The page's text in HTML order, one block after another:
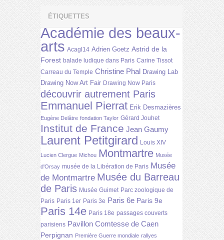
ÉTIQUETTES
Académie des beaux-
arts Acagl14 Adrien Goetz Astrid de la
Forest balade ludique dans Paris Carine Tissot
Carreau du Temple Christine Phal Drawing Lab
Drawing Now Art Fair Drawing Now Paris
découvrir autrement Paris
Emmanuel Pierrat Erik Desmazières
Eugène Delâtre fondation Taylor Gérard Jouhet
Institut de France Jean Gaumy
Laurent Petitgirard Louis XIV
Lucien Clergue Michou Montmartre Musée
d'Orsay musée de la Libération de Paris Musée
de Montmartre Musée du Barreau
de Paris Musée Guimet Parc zoologique de
Paris Paris 1er Paris 3e Paris 6e Paris 9e
Paris 14e Paris 18e passages couverts
parisiens Pavillon Comtesse de Caen
Perpignan Première Guerre mondiale rallyes